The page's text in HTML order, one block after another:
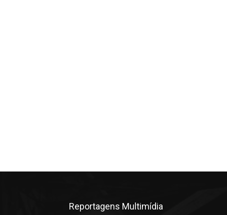
Reportagens Multimídia